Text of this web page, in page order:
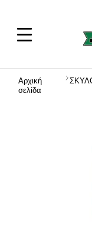
Αρχική
σελίδα